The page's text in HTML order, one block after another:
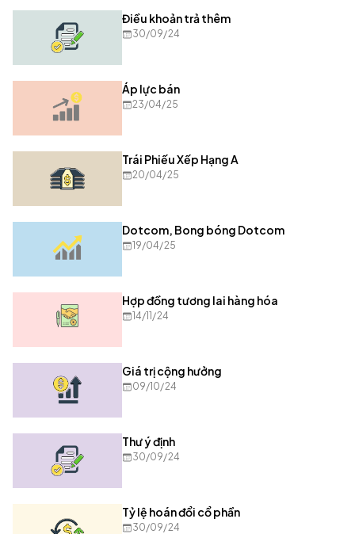
Điều khoản trả thêm
30/09/24
Áp lực bán
23/04/25
Trái Phiếu Xếp Hạng A
20/04/25
Dotcom, Bong bóng Dotcom
19/04/25
Hợp đồng tương lai hàng hóa
14/11/24
Giá trị cộng hưởng
09/10/24
Thư ý định
30/09/24
Tỷ lệ hoán đổi cổ phần
30/09/24